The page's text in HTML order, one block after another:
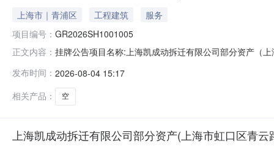
上海市｜青浦区 工程建筑
服务
项目编号： GR2026SH1001005
正文内容： 挂牌公告项目名称:上海凯成动拆迁有限公司部分资产（
电话:16628727766交易机构:业务联系人:无nbsp联系电
发布时间： 2026-08-04 15:17
相关产品：
空
上海凯成动拆迁有限公司部分资产(上海市虹口区青